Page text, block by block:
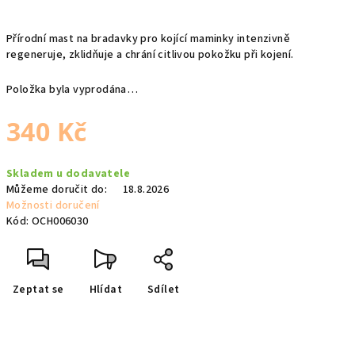
Přírodní mast na bradavky pro kojící maminky intenzivně
regeneruje, zklidňuje a chrání citlivou pokožku při kojení.
Položka byla vyprodána…
340 Kč
cena:
Skladem u dodavatele
Můžeme doručit do:
18.8.2026
Možnosti doručení
Kód: OCH006030
Zeptat se Hlídat Sdílet